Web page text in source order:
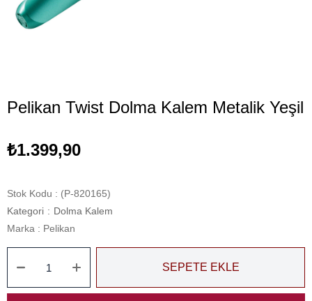
Pelikan Twist Dolma Kalem Metalik Yeşil
₺1.399,90
Stok Kodu
(P-820165)
Kategori : Dolma Kalem
Marka : Pelikan